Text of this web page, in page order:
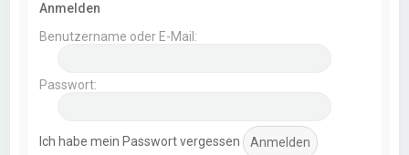
Anmelden
Benutzername oder E-Mail:
Passwort:
Ich habe mein Passwort vergessen